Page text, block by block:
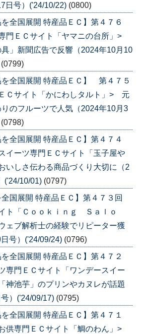
日号）('24/10/22) (0800)
を全国展開 特産品ＥＣ】第４７６
門ＥＣサイト「ヤマニの台所」>
具」新聞広告で反響（2024年10月10
(0799)
を全国展開 特産品ＥＣ】 第４７５
Ｃサイト「かにわしタルト」> 元
のフルーツで人気（2024年10月3
(0798)
を全国展開 特産品ＥＣ】第４７４
イーツ専門ＥＣサイト「玉子屋や
いしさ伝わる商品づくり大切に（2
('24/10/01) (0797)
全国展開 特産品ＥＣ】第４７３回
ト「Ｃｏｏｋｉｎｇ Ｓａｌｏ
ブ解析士の経験でリピーター獲
号）('24/09/24) (0796)
を全国展開 特産品ＥＣ】第４７２
門ＥＣサイト「ワンデースイー
池芋」のプリンやカヌレが話題
）('24/09/17) (0795)
を全国展開 特産品ＥＣ】第４７１
供専門ＥＣサイト「鯛のわん」>